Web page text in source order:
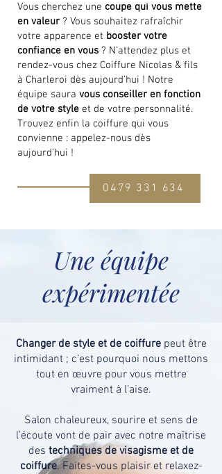
Vous cherchez une coupe qui vous mette
en valeur ? Vous souhaitez rafraîchir
votre apparence et booster votre
confiance en vous ? N’attendez plus et
rendez-vous chez Coiffure Nicolas & fils
à Charleroi dès aujourd’hui ! Notre
équipe saura vous conseiller en fonction
de votre style et de votre personnalité.
Trouvez enfin la coiffure qui vous
convienne : appelez-nous dès
aujourd’hui !
0479 331 634
Une équipe
expérimentée
Changer de style et de coiffurepeut être
intimidant ; c’est pourquoi nous mettons
tout en œuvre pour vous mettre
vraiment à l’aise.
Salon chaleureux, sourire et sens de
l’écoute vont de pair avec notre maîtrise
des techniques de visagisme et de
coiffure. Faites-vous plaisir et relaxez-